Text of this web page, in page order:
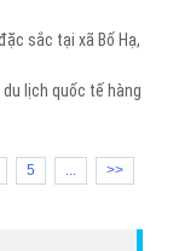
sắc tại xã Bố Hạ,
du lịch quốc tế hàng
5 ... >>